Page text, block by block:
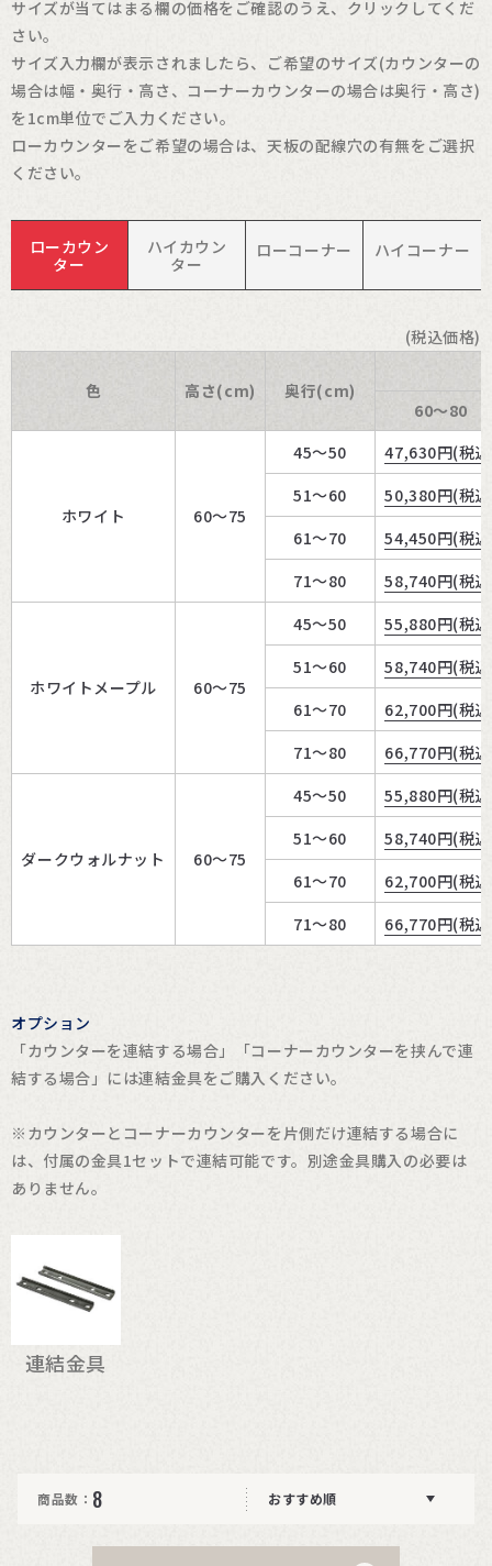
サイズが当てはまる欄の価格をご確認のうえ、クリックしてくだ
さい。
サイズ入力欄が表示されましたら、ご希望のサイズ(カウンターの
場合は幅・奥行・高さ、コーナーカウンターの場合は奥行・高さ)
を1cm単位でご入力ください。
ローカウンターをご希望の場合は、天板の配線穴の有無をご選択
ください。
ローカウン
ター
ハイカウン
ター
ローコーナー ハイコーナー
(税込価格)
色 高さ(cm)
奥行(cm)
60～80
ホワイト 60～75
45～50 47,630円(税
51～60
50,380円(税
61～70
54,450円(税
71～80
58,740円(税
ホワイトメープル 60～75
45～50 55,880円(税
51～60
58,740円(税
61～70
62,700円(税
71～80
66,770円(税
ダークウォルナット 60～75
45～50 55,880円(税
51～60
58,740円(税
61～70
62,700円(税
71～80
66,770円(税
オプション
「カウンターを連結する場合」「コーナーカウンターを挟んで連
結する場合」には連結金具をご購入ください。
※カウンターとコーナーカウンターを片側だけ連結する場合に
は、付属の金具1セットで連結可能です。別途金具購入の必要は
ありません。
連結金具
商品数： 8 おすすめ順